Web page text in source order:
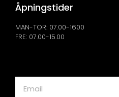
Åpningstider
MAN-TOR: 07.00-1600
FRE: 07.00-15.00